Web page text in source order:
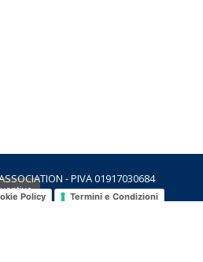
- PIVA 01917030684
Policy Termini e Condizioni